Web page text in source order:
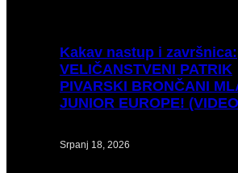
Kakav nastup i završnica:
VELIČANSTVENI PATRIK
PIVARSKI BRONČANI
JUNIOR EUROPE!
Srpanj 18, 2026